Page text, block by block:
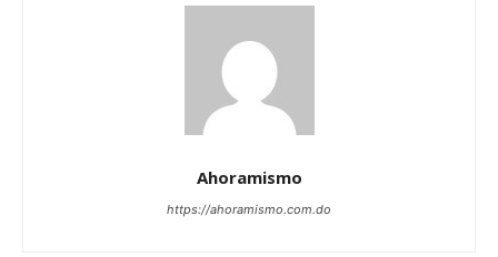
Ahoramismo
https://ahoramismo.com.do